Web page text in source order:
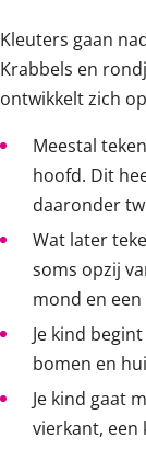
Kleuters gaan
Krabbels en
ontwikkelt zich
Meestal
hoofd. Dit
daaronder
Wat later
soms opzij
mond en
Je kind
bomen en
Je kind gaat
vierkant, een